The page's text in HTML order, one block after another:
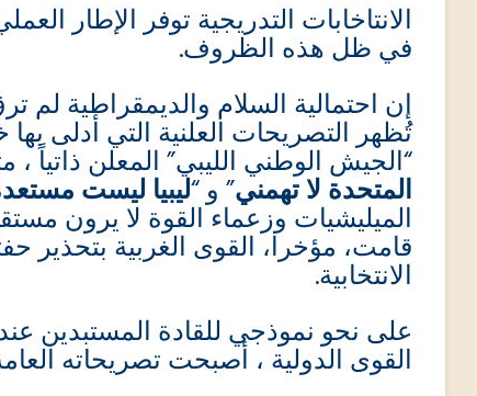
الانتاخابات التدريجية توفر الإطار
في ظل هذه الظروف.
إن احتمالية السلام والديمقراطية لم
تُظهر التصريحات العلنية التي أدلى
“الجيش الوطني الليبي” المعلن ذاتياً
المتحدة لا تهمني” و “ليبيا ليست
الميليشيات وزعماء القوة لا يرون
قامت، مؤخرا، القوى الغربية بتحذير
الانتخابية.
على نحو نموذجي للقادة المستبدين
القوى الدولية ، أصبحت تصريحاته